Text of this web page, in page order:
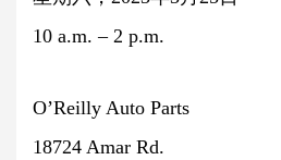
10 a.m. – 2 p.m.
O’Reilly Auto Parts
18724 Amar Rd.